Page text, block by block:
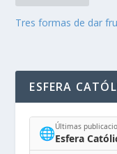
Tres formas de dar
ESFERA
🌐Últimas
Esfera